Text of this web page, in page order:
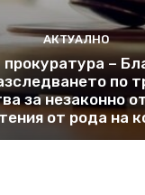
АКТУАЛНО
–
по
за незаконно
от рода на